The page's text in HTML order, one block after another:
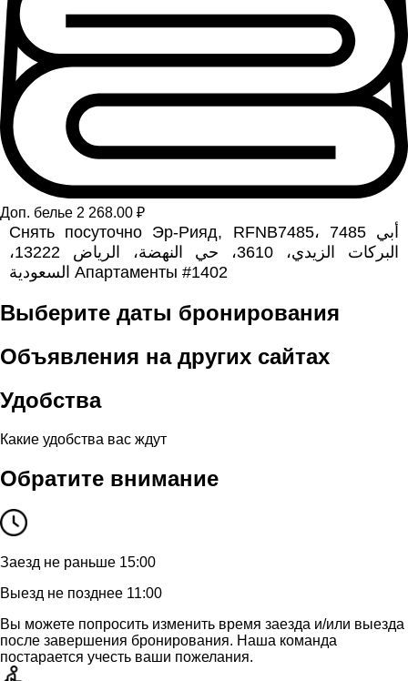
Доп. белье 2 268.00 ₽
Снять посуточно Эр-Рияд, RFNB7485، 7485 أبي
البركات الزيدي، 3610، حي النهضة، الرياض 13222،
السعودية Апартаменты #1402
Выберите даты бронирования
Объявления на других сайтах
Удобства
Какие удобства вас ждут
Обратите внимание
Заезд не раньше 15:00
Выезд не позднее 11:00
Вы можете попросить изменить время заезда и/или выезда
после завершения бронирования. Наша команда
постарается учесть ваши пожелания.